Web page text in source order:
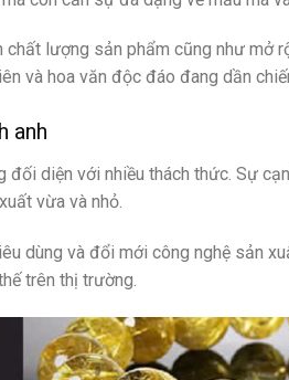
lượng sản phẩm cũng như mở
và hoa văn độc đáo đang dần
anh
diện với nhiều thách thức. Sự
vừa và nhỏ.
dùng và đổi mới công nghệ sản
trên thị trường.